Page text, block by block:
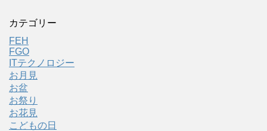
カテゴリー
FEH
FGO
ITテクノロジー
お月見
お盆
お祭り
お花見
こどもの日